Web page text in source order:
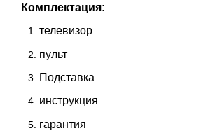
Комплектация:
телевизор
пульт
Подставка
инструкция
гарантия